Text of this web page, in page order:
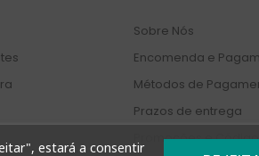
estará a consentir
Sobre Nós
Encomenda e
Métodos de
Prazos de entrega
Promoções e